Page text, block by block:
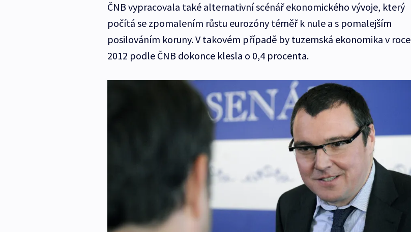
ČNB vypracovala také alternativní scénář ekonomického vývoje, který
počítá se zpomalením růstu eurozóny téměř k nule a s pomalejším
posilováním koruny. V takovém případě by tuzemská ekonomika v roce
2012 podle ČNB dokonce klesla o 0,4 procenta.